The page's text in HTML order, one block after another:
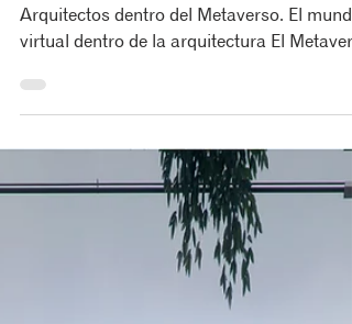
Integración de la Arquitectura dentro del
Metaverso
El mundo virtual dentro de la arquitectura.
y...